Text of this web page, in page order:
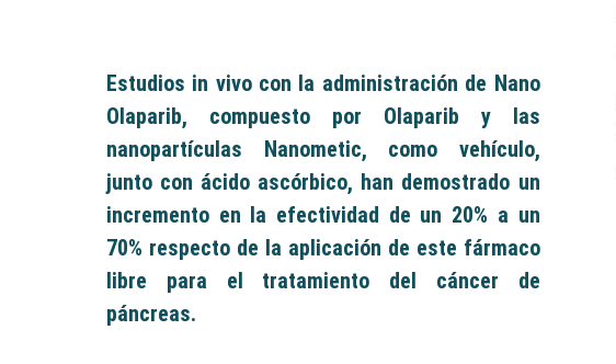
Estudios in vivo con la administración de Nano
Olaparib, compuesto por Olaparib y las
nanopartículas Nanometic, como vehículo,
junto con ácido ascórbico, han demostrado un
incremento en la efectividad de un 20% a un
70% respecto de la aplicación de este fármaco
libre para el tratamiento del cáncer de
páncreas.